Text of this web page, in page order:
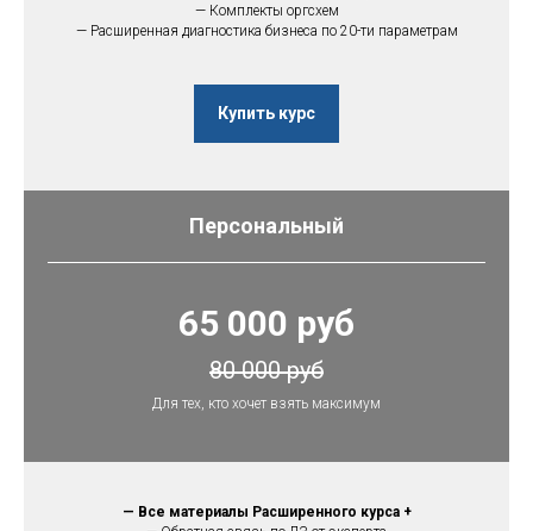
— Комплекты оргсхем
— Расширенная диагностика бизнеса по 20-ти параметрам
Купить курс
Персональный
65 000 руб
80 000 руб
Для тех, кто хочет взять максимум
— Все материалы Расширенного курса +